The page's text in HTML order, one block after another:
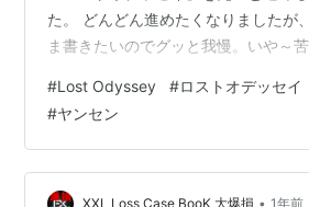
た。 どんどん進めたくなりましたが
ま書きたいのでグッと我慢。いや～
ックとマックに初めて会った、テンダ
起こった辺りにあった廃屋を通りかか
記憶がよびさまされました。 この記
死ぬことでどこかへ帰る』という概
が、不死者であるカイムに関する描写
#Lost Odyssey #ロストオデッセイ
#ヤンセン
XXL Loss Case BooK 大爆損 • 1年前